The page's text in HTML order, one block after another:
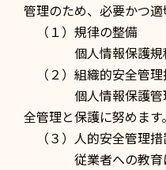
管理のため、必要かつ適
（１）規律の整備
個人情報保護規程
（２）組織的安全管理
個人情報保護管理
全管理と保護に努めます。
（３）人的安全管理措
従業者への教育に